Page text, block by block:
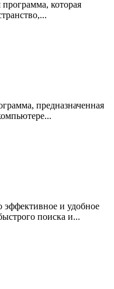
которая
предназначенная
эффективное и удобное
поиска и...